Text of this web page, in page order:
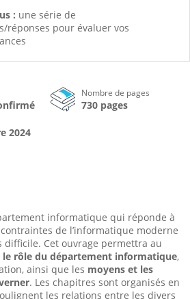
: une série de
réponses pour évaluer vos
Nombre de pages
730 pages
2024
informatique qui réponde à
de l’informatique moderne
Cet ouvrage permettra au
le rôle du département informa­tique,
ainsi que les moyens et les
. Les chapitres sont organisés en
les relations entre les divers